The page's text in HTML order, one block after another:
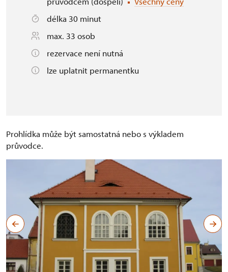
délka 30 minut
max. 33 osob
rezervace není nutná
lze uplatnit permanentku
Prohlídka může být samostatná nebo s výkladem
průvodce.